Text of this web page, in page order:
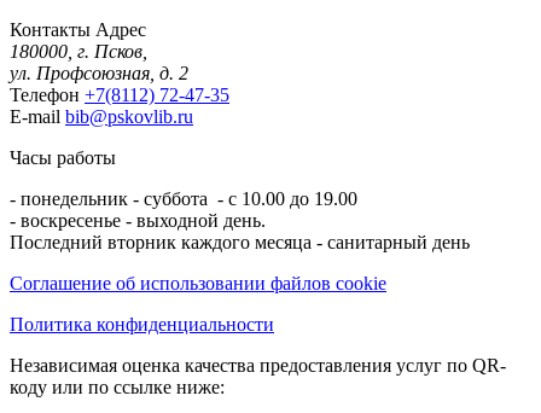
Контакты Адрес
180000, г. Псков,
ул. Профсоюзная, д. 2
Телефон +7(8112) 72-47-35
E-mail bib@pskovlib.ru
Часы работы
- понедельник - суббота - с 10.00 до 19.00
- воскресенье - выходной день.
Последний вторник каждого месяца - санитарный день
Соглашение об использовании файлов cookie
Политика конфиденциальности
Независимая оценка качества предоставления услуг по QR-
коду или по ссылке ниже: